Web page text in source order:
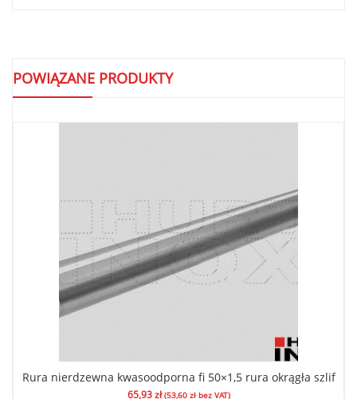
POWIĄZANE PRODUKTY
Rura nierdzewna kwasoodporna fi 50×1,5 rura okrągła szlif
65,93zł (53,60 złbez VAT)